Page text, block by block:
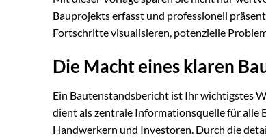
Bauprojekts erfasst und professionell
Fortschritte visualisieren, potenzielle
Die Macht eines klaren
Ein Bautenstandsbericht ist Ihr wichtigstes
dient als zentrale Informationsquelle für alle
Handwerkern und Investoren. Durch die